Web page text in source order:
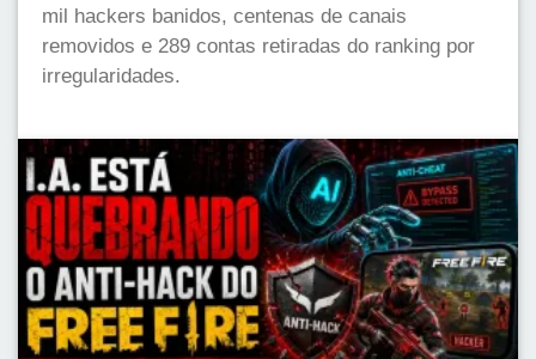
mil hackers banidos, centenas de canais
removidos e 289 contas retiradas do ranking por
irregularidades.